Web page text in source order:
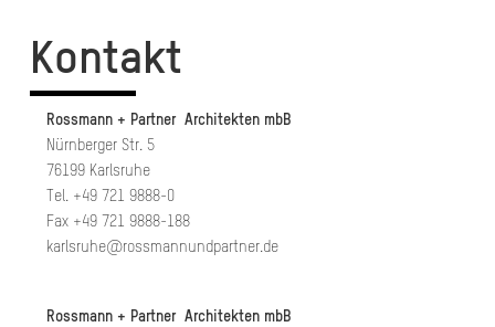
Kontakt
Rossmann + Partner Architekten mbB
Nürnberger Str. 5
76199 Karlsruhe
Tel. +49 721 9888-0
Fax +49 721 9888-188
karlsruhe@rossmannundpartner.de
Rossmann + Partner Architekten mbB